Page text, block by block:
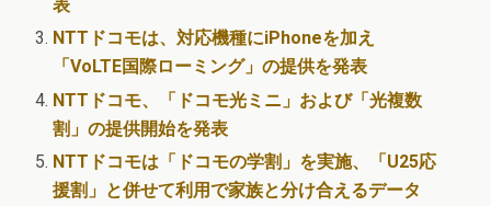
表
NTTドコモは、対応機種にiPhoneを加え
「VoLTE国際ローミング」の提供を発表
NTTドコモ、「ドコモ光ミニ」および「光複数
割」の提供開始を発表
NTTドコモは「ドコモの学割」を実施、「U25応
援割」と併せて利用で家族と分け合えるデータ